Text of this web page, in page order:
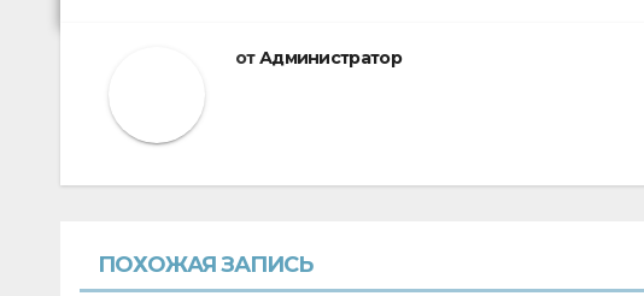
отАдминистратор
ПОХОЖАЯ ЗАПИСЬ